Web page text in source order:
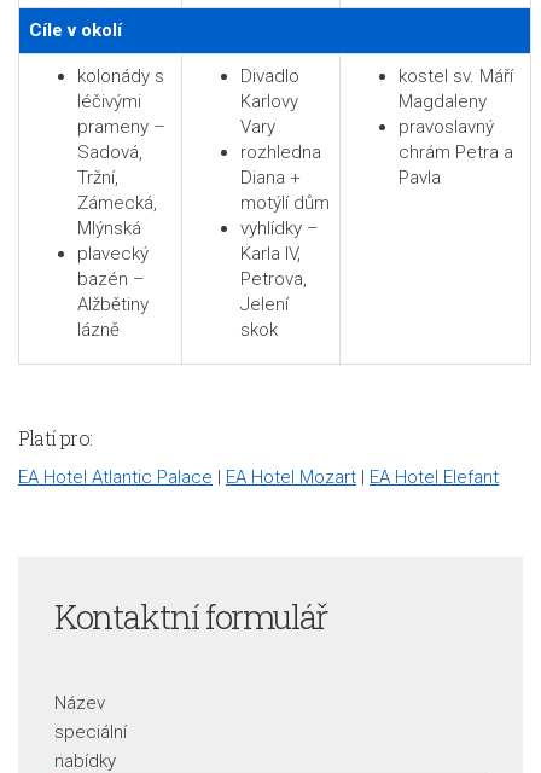
Cíle v okolí
kolonády s
léčivými
prameny –
Sadová,
Tržní,
Zámecká,
Mlýnská
plavecký
bazén –
Alžbětiny
lázně
Divadlo
Karlovy
Vary
rozhledna
Diana +
motýlí dům
vyhlídky –
Karla IV,
Petrova,
Jelení
skok
kostel sv. Máří
Magdaleny
pravoslavný
chrám Petra a
Pavla
Platí pro:
EA Hotel Atlantic Palace | EA Hotel Mozart | EA Hotel Elefant
Kontaktní formulář
Název
speciální
nabídky